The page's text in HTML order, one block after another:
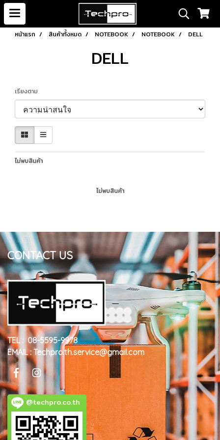
หน้าแรก สินค้าทั้งหมด NOTEBOOK NOTEBOOK DELL
DELL
เรียงตาม
ไม่พบสินค้า
ไม่พบสินค้า
CONTACT US
TEL : 08-5595-9978
EMAIL : Techpro.th.service@gmail.com
@techpro.co.th